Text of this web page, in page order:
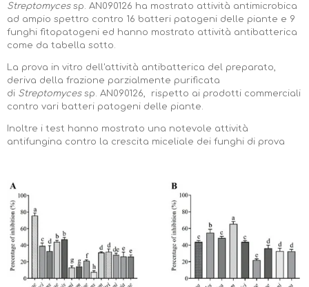
Streptomyces sp. AN090126 ha mostrato attività antimicrobica
ad ampio spettro contro 16 batteri patogeni delle piante e 9
funghi fitopatogeni ed hanno mostrato attività antibatterica
come da tabella sotto.
La prova in vitro dell'attività antibatterica del preparato,
deriva della frazione parzialmente purificata
di Streptomyces sp. AN090126, rispetto ai prodotti commerciali
contro vari batteri patogeni delle piante.
Inoltre i test hanno mostrato una notevole attività
antifungina contro la crescita miceliale dei funghi di prova